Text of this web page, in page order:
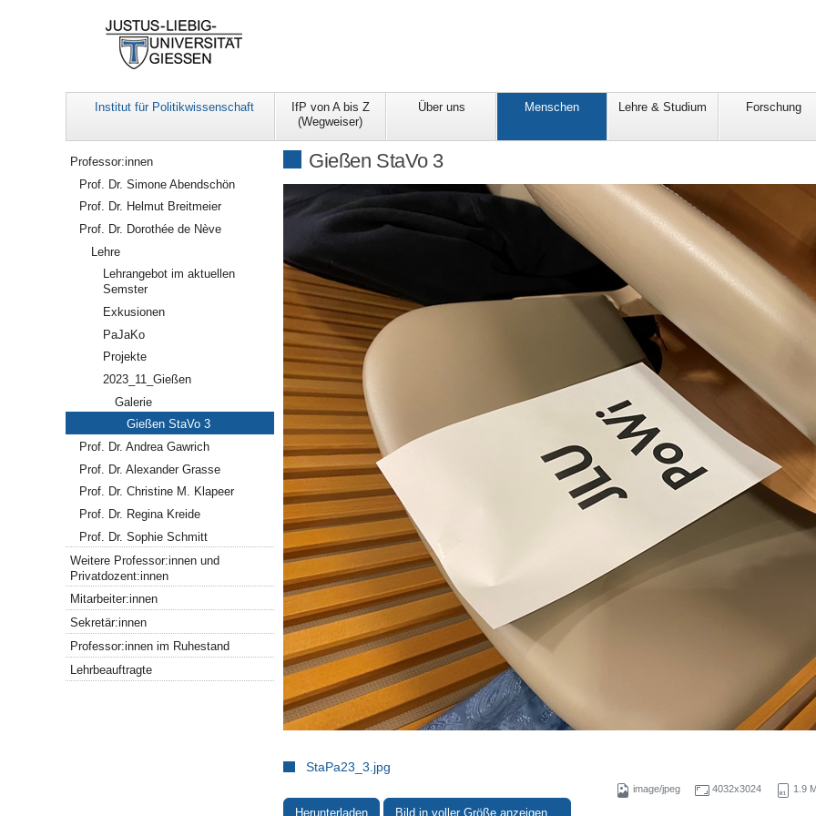
Institut für Politikwissenschaft
IfP von A bis Z
(Wegweiser)
Über uns Menschen Lehre & Studium Forschung
Gießen StaVo 3
StaPa23_3.jpg
image/jpeg 4032x3024 1.9
Herunterladen Bild in voller Größe anzeigen…
Navigation
Professor:innen
Prof. Dr. Simone Abendschön
Prof. Dr. Helmut Breitmeier
Prof. Dr. Dorothée de Nève
Lehre
Lehrangebot im aktuellen
Semster
Exkusionen
PaJaKo
Projekte
2023_11_Gießen
Galerie
Gießen StaVo 3
Prof. Dr. Andrea Gawrich
Prof. Dr. Alexander Grasse
Prof. Dr. Christine M. Klapeer
Prof. Dr. Regina Kreide
Prof. Dr. Sophie Schmitt
Weitere Professor:innen und
Privatdozent:innen
Mitarbeiter:innen
Sekretär:innen
Professor:innen im Ruhestand
Lehrbeauftragte